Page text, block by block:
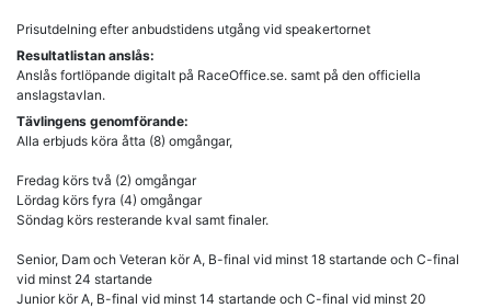
Prisutdelning efter anbudstidens utgång vid speakertornet
Resultatlistan anslås:
Anslås fortlöpande digitalt på RaceOffice.se. samt på den officiella
anslagstavlan.
Tävlingens genomförande:
Alla erbjuds köra åtta (8) omgångar,
Fredag körs två (2) omgångar
Lördag körs fyra (4) omgångar
Söndag körs resterande kval samt finaler.
Senior, Dam och Veteran kör A, B-final vid minst 18 startande och C-final
vid minst 24 startande
Junior kör A, B-final vid minst 14 startande och C-final vid minst 20